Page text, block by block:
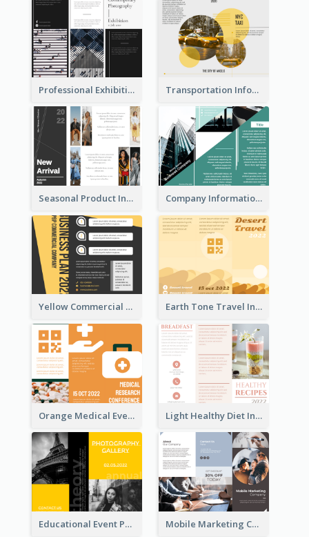
Professional Exhibition Event Tri Fold Brochure Transportation Information Tri Fold Brochure
Seasonal Product Informational Tri Fold Brochure Company Informational Tri Fold Brochure
Yellow Commercial Event Program Tri Fold Brochure Earth Tone Travel Informational Tri Fold Brochure
Orange Medical Event Program Tri Fold Brochure Light Healthy Diet Informational Tri Fold Brochure
Educational Event Program Bi Fold Brochure Mobile Marketing Company Brochure